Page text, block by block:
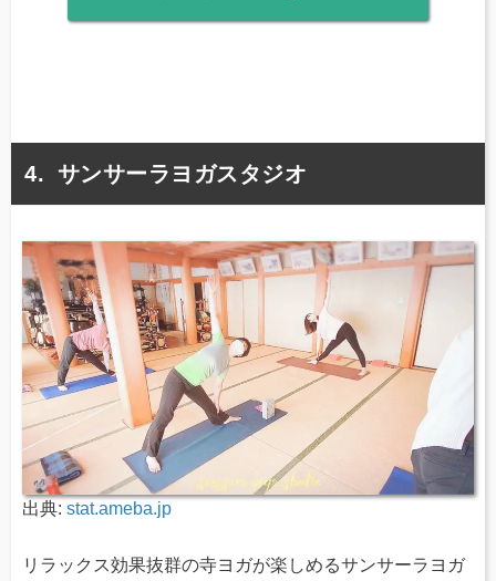
サンサーラヨガスタジオ
出典: stat.ameba.jp
リラックス効果抜群の寺ヨガが楽しめるサンサーラヨガ